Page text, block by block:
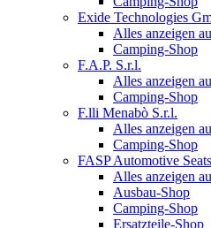
Exide Technologies
Alles anzeigen
Camping-Shop
F.A.P. S.r.l.
Alles anzeigen
Camping-Shop
F.lli Menabò S.r.l.
Alles anzeigen
Camping-Shop
FASP Automotive
Alles anzeigen
Ausbau-Shop
Camping-Shop
Ersatzteile-Shop